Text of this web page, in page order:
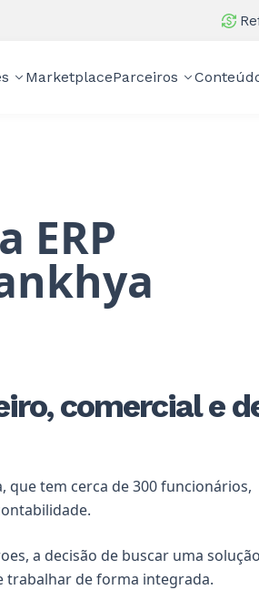
MarketplaceParceiros
ERP
comercial e
que tem cerca de 300 funcionários,
a decisão de buscar uma solução
trabalhar de forma integrada.